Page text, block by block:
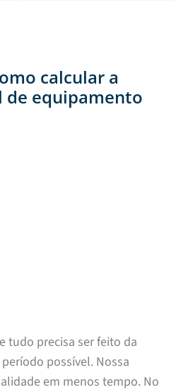
calcular a
de equipamento
tudo precisa ser feito da
possível. Nossa
em menos tempo. No